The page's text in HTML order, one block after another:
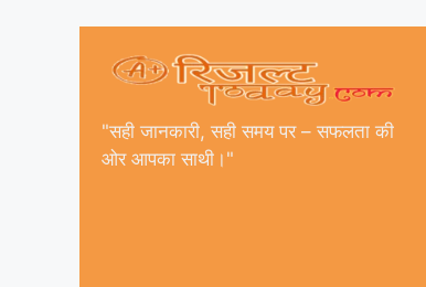
"सही जानकारी, सही समय पर – सफलता की
ओर आपका साथी।"